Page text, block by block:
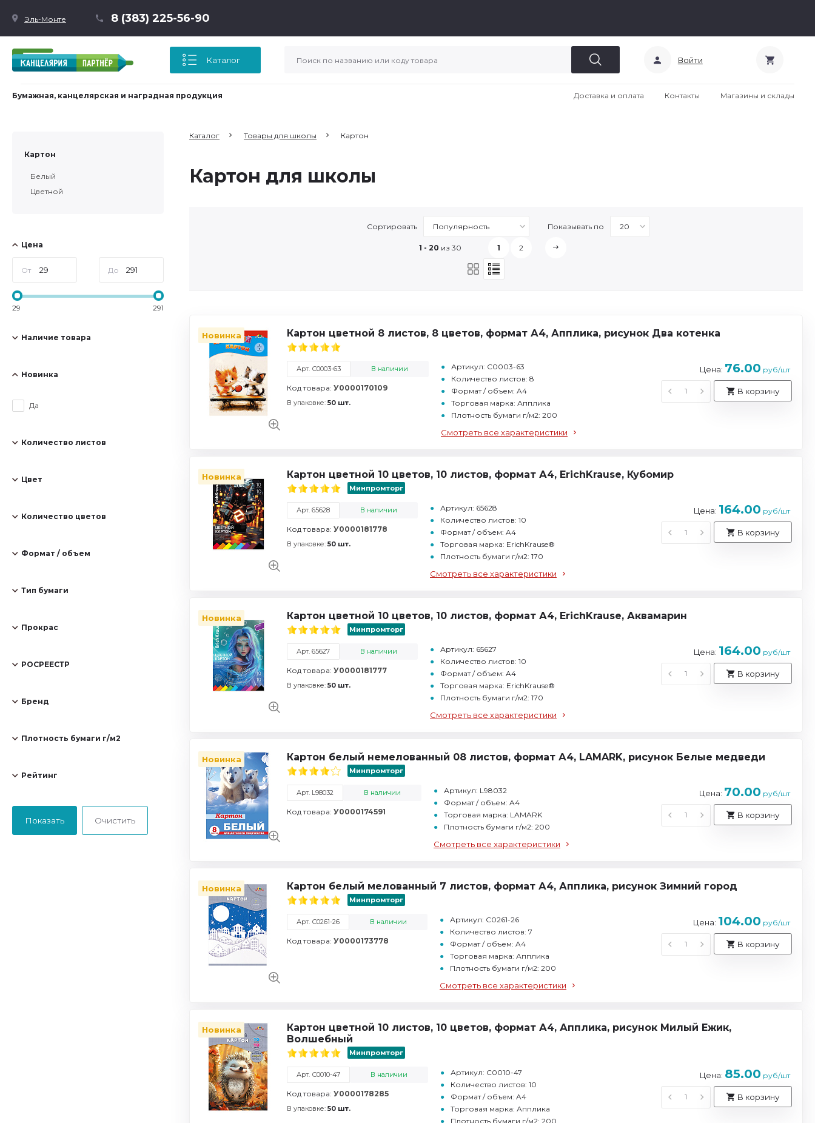
Эль-Монте 8 (383) 225-56-90
Каталог Войти
Бумажная, канцелярская и наградная продукция Доставка и оплата Контакты Магазины и склады
Картон
Белый
Цветной
Цена
От До
29 291
Наличие товара
Новинка
Да
Количество листов
Цвет
Количество цветов
Формат / объем
Тип бумаги
Прокрас
РОСРЕЕСТР
Бренд
Плотность бумаги г/м2
Рейтинг
Каталог Товары для школы Картон
Картон для школы
Сортировать Показывать по
1 - 20 из 30 1 2
Новинка Картон цветной 8 листов, 8 цветов, формат А4, Апплика, рисунок Два котенка
Арт. С0003-63 В наличии
Код товара: У0000170109
В упаковке: 50 шт.
Артикул: С0003-63
Количество листов: 8
Формат / объем: A4
Торговая марка: Апплика
Плотность бумаги г/м2: 200
Смотреть все характеристики
Цена: 76.00 руб/шт
В корзину
Новинка Картон цветной 10 цветов, 10 листов, формат А4, ErichKrause, Кубомир
Минпромторг
Арт. 65628 В наличии
Код товара: У0000181778
В упаковке: 50 шт.
Артикул: 65628
Количество листов: 10
Формат / объем: A4
Торговая марка: ErichKrause®
Плотность бумаги г/м2: 170
Смотреть все характеристики
Цена: 164.00 руб/шт
В корзину
Новинка Картон цветной 10 цветов, 10 листов, формат А4, ErichKrause, Аквамарин
Минпромторг
Арт. 65627 В наличии
Код товара: У0000181777
В упаковке: 50 шт.
Артикул: 65627
Количество листов: 10
Формат / объем: A4
Торговая марка: ErichKrause®
Плотность бумаги г/м2: 170
Смотреть все характеристики
Цена: 164.00 руб/шт
В корзину
Новинка Картон белый немелованный 08 листов, формат А4, LAMARK, рисунок Белые медведи
Минпромторг
Арт. L98032 В наличии
Код товара: У0000174591
Артикул: L98032
Формат / объем: A4
Торговая марка: LAMARK
Плотность бумаги г/м2: 200
Смотреть все характеристики
Цена: 70.00 руб/шт
В корзину
Новинка Картон белый мелованный 7 листов, формат А4, Апплика, рисунок Зимний город
Минпромторг
Арт. С0261-26 В наличии
Код товара: У0000173778
Артикул: С0261-26
Количество листов: 7
Формат / объем: A4
Торговая марка: Апплика
Плотность бумаги г/м2: 200
Смотреть все характеристики
Цена: 104.00 руб/шт
В корзину
Новинка
Картон цветной 10 листов, 10 цветов, формат А4, Апплика, рисунок Милый Ежик,
Волшебный
Минпромторг
Арт. С0010-47 В наличии
Код товара: У0000178285
В упаковке: 50 шт.
Артикул: С0010-47
Количество листов: 10
Формат / объем: A4
Торговая марка: Апплика
Плотность бумаги г/м2: 200
Цена: 85.00 руб/шт
В корзину